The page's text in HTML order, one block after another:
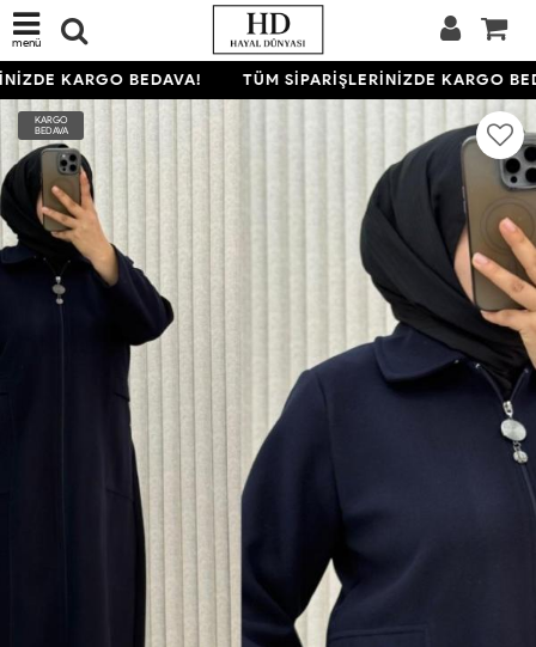
menü
KARGO BEDAVA! TÜM SİPARİŞLERİNİZDE KARGO
KARGO
BEDAVA